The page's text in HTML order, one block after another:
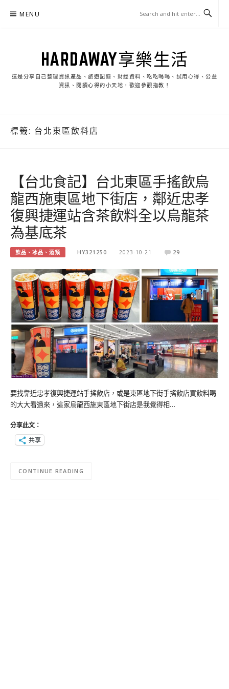
MENU
HARDAWAY享樂生活
這是分享自己整理資訊產品、旅遊記錄、財經資料、吃吃喝喝、試用心得、公益
資訊、閱讀心得的小天地，歡迎參觀指教！
標籤: 台北東區飲料店
【台北食記】台北東區手搖飲烏
龍西施東區地下街店，鄰近忠孝
復興捷運站含茶飲料全以烏龍茶
為基底茶
飲品、冰品、酒類 HY321250 2023-10-21 29
要找靠近忠孝復興捷運站手搖飲店，或是東區地下街手搖飲店買飲料喝
的大大看過來，這家烏龍西施東區地下街店是我覺得相…
分享此文：
共享
CONTINUE READING